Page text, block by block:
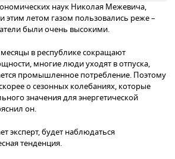
наук Николая Межевича,
этим летом газом пользовались реже –
были очень высокими.
в республике сокращают
многие люди уходят в отпуска,
промышленное потребление. Поэтому
о сезонных колебаниях, которые
значения для энергетической
он.
эксперт, будет наблюдаться
тенденция.